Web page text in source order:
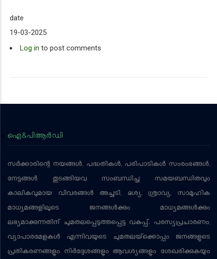
date
19-03-2025
Log in to post comments
ഐ&പിആര്‍ഡി
സര്‍ക്കാരിന്റെ നയങ്ങള്‍, പദ്ധതികള്‍, പരിപാടികള്‍ സംരംഭങ്ങള്‍,
നേട്ടങ്ങള്‍ തുടങ്ങിയവ സംബന്ധിച്ച സമയബന്ധിതവും
കാലികവുമായ വിവരങ്ങള്‍ അച്ചടി, ദൃശ്യ, ശ്രാവ്യ, സാമൂഹിക
മാധ്യമങ്ങളിലൂടെ ജനങ്ങള്‍ക്കും മാധ്യമങ്ങള്‍ക്കും
ലഭ്യമാക്കുന്നതിന് ചുമതലപ്പെടുത്തപ്പെട്ട വകുപ്പ്. പരസ്യപ്രചാരണം,
വ്യാപാരമേളകള്‍ എന്നിവയുടെ ചുമതലയ്‌ക്കൊപ്പം ജനങ്ങളുടെ
പ്രതികരണങ്ങളും നിര്‍ദ്ദേശങ്ങളും ആവശ്യങ്ങളും ശേഖരിക്കുകയും